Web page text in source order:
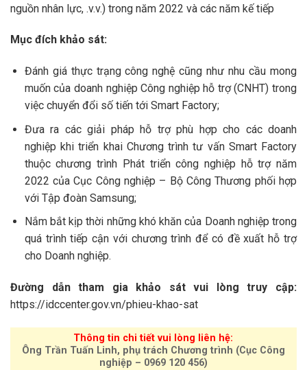
nguồn nhân lực, .v.v.) trong năm 2022 và các năm kế tiếp
Mục đích khảo sát:
Đánh giá thực trạng công nghệ cũng như nhu cầu mong
muốn của doanh nghiệp Công nghiệp hỗ trợ (CNHT) trong
việc chuyển đổi số tiến tới Smart Factory;
Đưa ra các giải pháp hỗ trợ phù hợp cho các doanh
nghiệp khi triển khai Chương trình tư vấn Smart Factory
thuộc chương trình Phát triển công nghiệp hỗ trợ năm
2022 của Cục Công nghiệp – Bộ Công Thương phối hợp
với Tập đoàn Samsung;
Nắm bắt kịp thời những khó khăn của Doanh nghiệp trong
quá trình tiếp cận với chương trình để có đề xuất hỗ trợ
cho Doanh nghiệp.
Đường dẫn tham gia khảo sát vui lòng truy cập:
https://idccenter.gov.vn/phieu-khao-sat
Thông tin chi tiết vui lòng liên hệ:
Ông Trần Tuấn Linh, phụ trách Chương trình (Cục Công
nghiệp – 0969 120 456)